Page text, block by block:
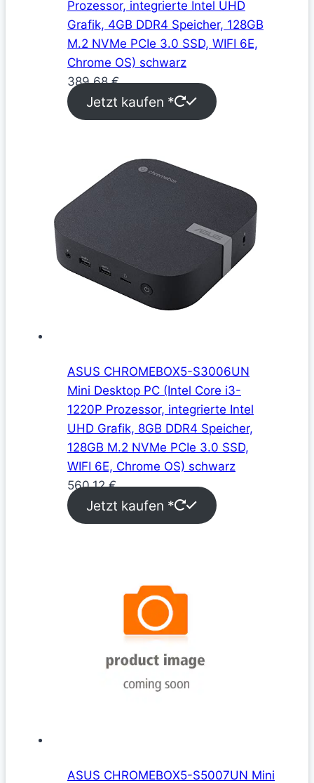
Prozessor, integrierte Intel UHD
Grafik, 4GB DDR4 Speicher, 128GB
M.2 NVMe PCIe 3.0 SSD, WIFI 6E,
Chrome OS) schwarz
389,68€
Jetzt kaufen *
ASUS CHROMEBOX5-S3006UN
Mini Desktop PC (Intel Core i3-
1220P Prozessor, integrierte Intel
UHD Grafik, 8GB DDR4 Speicher,
128GB M.2 NVMe PCIe 3.0 SSD,
WIFI 6E, Chrome OS) schwarz
560,12€
Jetzt kaufen *
ASUS CHROMEBOX5-S5007UN Mini